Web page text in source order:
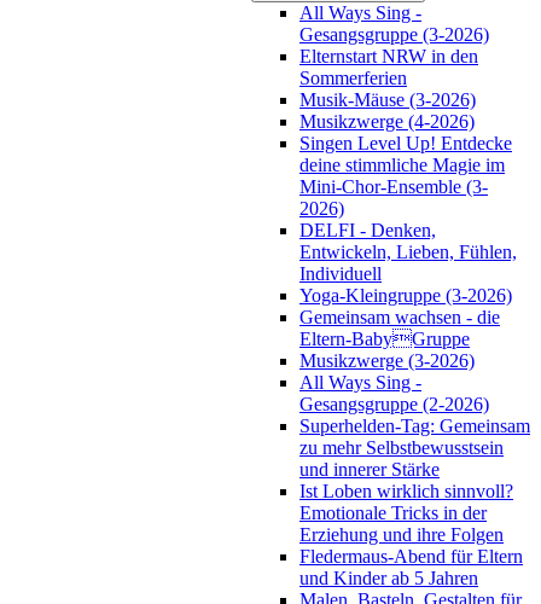
All Ways Sing -
Gesangsgruppe (3-2026)
Elternstart NRW in den
Sommerferien
Musik-Mäuse (3-2026)
Musikzwerge (4-2026)
Singen Level Up! Entdecke
deine stimmliche Magie im
Mini-Chor-Ensemble (3-
2026)
DELFI - Denken,
Entwickeln, Lieben, Fühlen,
Individuell
Yoga-Kleingruppe (3-2026)
Gemeinsam wachsen - die
Eltern-BabyGruppe
Musikzwerge (3-2026)
All Ways Sing -
Gesangsgruppe (2-2026)
Superhelden-Tag: Gemeinsam
zu mehr Selbstbewusstsein
und innerer Stärke
Ist Loben wirklich sinnvoll?
Emotionale Tricks in der
Erziehung und ihre Folgen
Fledermaus-Abend für Eltern
und Kinder ab 5 Jahren
Malen, Basteln, Gestalten für